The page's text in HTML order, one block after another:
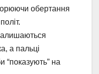
обертання
а пальці
“показують” на